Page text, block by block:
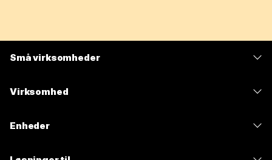
Små virksomheder
Virksomhed
Enheder